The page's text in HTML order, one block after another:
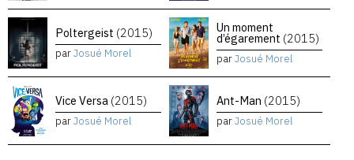
Poltergeist (2015)
parJosué Morel
Un moment
d’égarement (2015)
parJosué Morel
Vice Versa (2015)
parJosué Morel
Ant-Man (2015)
parJosué Morel